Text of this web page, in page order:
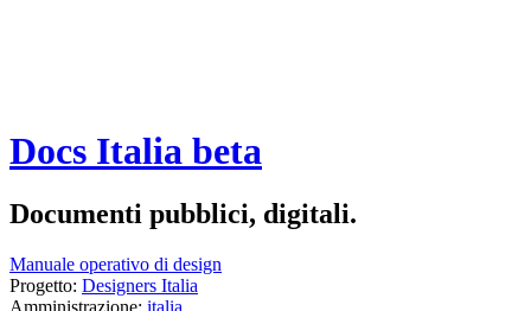
Docs Italia beta
Documenti pubblici, digitali.
Manuale operativo di design
Progetto: Designers Italia
Amministrazione: italia